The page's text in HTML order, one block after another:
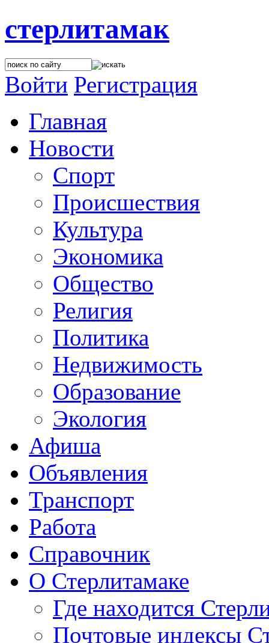
стерлитамак
Войти Регистрация
Главная
Новости
Спорт
Происшествия
Культура
Экономика
Общество
Религия
Политика
Недвижимость
Образование
Экология
Афиша
Объявления
Транспорт
Работа
Справочник
О Стерлитамаке
Где находится
Почтовые индексы